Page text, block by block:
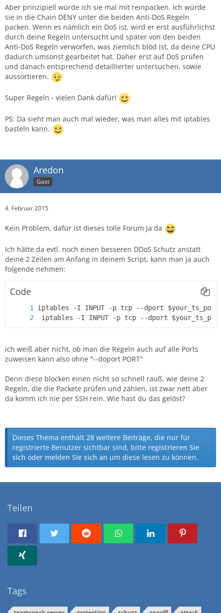
Aber prinzipiell würde ich sie mal mit reinpacken. Ich würde
sie in die Chain DENY unter die beiden Anti-DoS Regeln
packen. Wenn es nämlich ein DoS ist, wird er erst ausführlichst
durch deine Regeln untersucht und später von den beiden
Anti-DoS Regeln verworfen, was ziemlich blöd ist, da deine CPU
dadurch umsonst gearbeitet hat. Daher erst auf DoS prüfen
und danach entsprechend detaillierter untersuchen, sowie
aussortieren.
Super Regeln - vielen Dank dafür!
PS: Da sieht man auch mal wieder, was man alles mit iptables
basteln kann.
Aredon
Gast
4. Februar 2015
Kein Problem, dafür ist dieses tolle Forum ja da
Ich hätte da evtl. noch einen besseren DDoS Schutz anstatt
deine 2 Zeilen am Anfang in deinem Script, kann man ja auch
folgende nehmen:
Code
iptables -I INPUT -p tcp --dport
ich weiß aber nicht, ob man die Regeln auch auf alle Ports
zuweisen kann also ohne "--doport PORT"
Denn diese blocken einen nicht so schnell rauß, wie deine 2
Regeln, die die Packete prüfen und zählen, ist zwar nett aber
da komm ich nie per SSH rein. Wie hast du das gelöst?
Dieses Thema enthält 28 weitere Beiträge, die nur für
registrierte Benutzer sichtbar sind, bitte registrieren Sie
sich oder melden Sie sich an um diese lesen zu können.
Teilen
Tags